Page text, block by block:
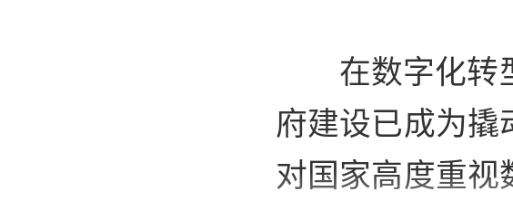
在数字化转
府建设已成为
对国家高度重